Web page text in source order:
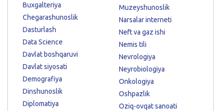
Buxgalteriya
Chegarashunoslik
Dasturlash
Data Science
Davlat boshqaruvi
Davlat siyosati
Demografiya
Dinshunoslik
Diplomatiya
Muzeyshunoslik
Narsalar interneti
Neft va gaz ishi
Nemis tili
Nevrologiya
Neyrobiologiya
Onkologiya
Oshpazlik
Oziq-ovqat sanoati